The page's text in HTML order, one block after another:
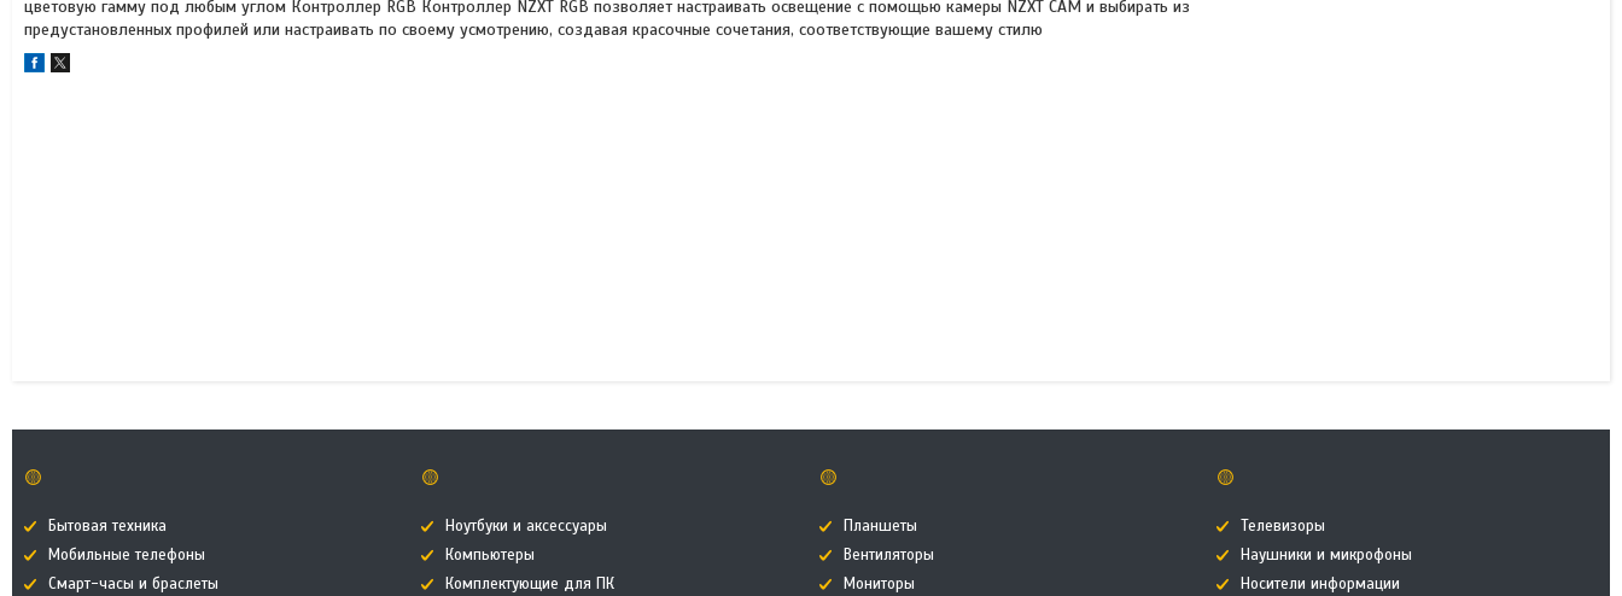
цветовую гамму под любым углом Контроллер RGB Контроллер NZXT RGB позволяет настраивать освещение с помощью камеры NZXT CAM и выбирать из
предустановленных профилей или настраивать по своему усмотрению, создавая красочные сочетания, соответствующие вашему стилю
🟡
Бытовая техника
Мобильные телефоны
Смарт-часы и браслеты
🟡
Ноутбуки и аксессуары
Компьютеры
Комплектующие для ПК
🟡
Планшеты
Вентиляторы
Мониторы
🟡
Телевизоры
Наушники и микрофоны
Носители информации